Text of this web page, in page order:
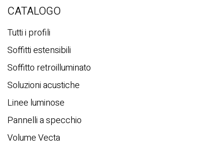
r
a
CATALOGO
Tutti i profili
Soffitti estensibili
Soffitto retroilluminato
Soluzioni acustiche
Linee luminose
Pannelli a specchio
Volume Vecta